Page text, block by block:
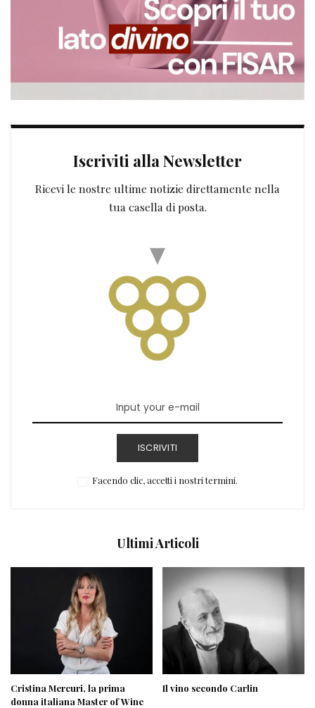
Iscriviti alla Newsletter
Ricevi le nostre ultime notizie direttamente nella
tua casella di posta.
ISCRIVITI
Facendo clic, accetti i nostri termini.
Ultimi Articoli
Cristina Mercuri, la prima
donna italiana Master of Wine
Il vino secondo Carlin